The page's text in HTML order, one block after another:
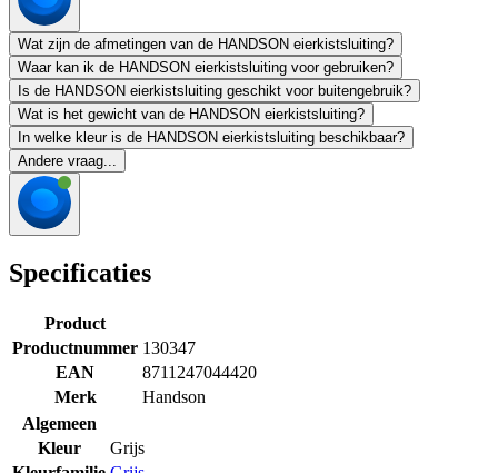
Wat zijn de afmetingen van de HANDSON eierkistsluiting?
Waar kan ik de HANDSON eierkistsluiting voor gebruiken?
Is de HANDSON eierkistsluiting geschikt voor buitengebruik?
Wat is het gewicht van de HANDSON eierkistsluiting?
In welke kleur is de HANDSON eierkistsluiting beschikbaar?
Andere vraag...
Specificaties
Product
Productnummer 130347
EAN
8711247044420
Merk
Handson
Algemeen
Kleur
Grijs